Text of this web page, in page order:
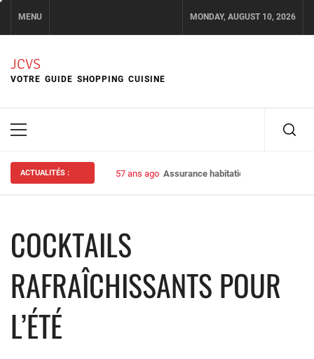
content
MENU MONDAY, AUGUST 10, 2026
JCVS
VOTRE GUIDE SHOPPING CUISINE
Primary
ACTUALITÉS : 57 ans ago Assurance habitation : bien choisir
COCKTAILS
RAFRAÎCHISSANTS POUR
L’ÉTÉ